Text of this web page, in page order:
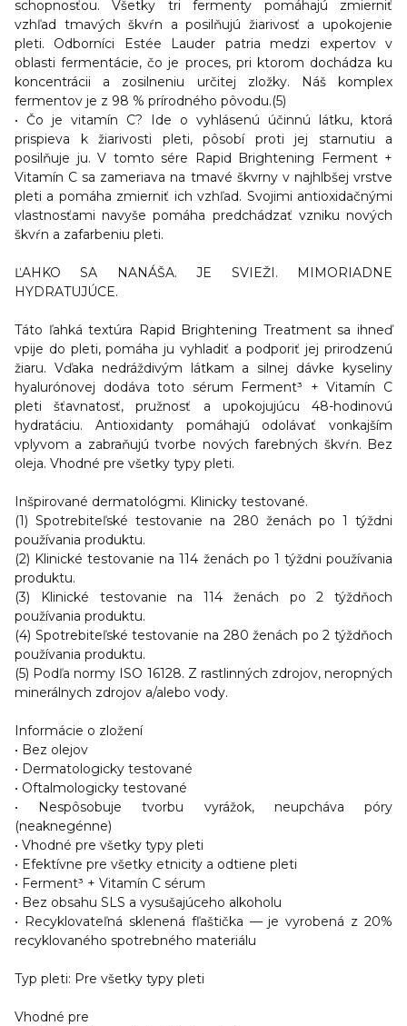
schopnosťou. Všetky tri fermenty pomáhajú zmierniť
vzhľad tmavých škvŕn a posilňujú žiarivosť a upokojenie
pleti. Odborníci Estée Lauder patria medzi expertov v
oblasti fermentácie, čo je proces, pri ktorom dochádza ku
koncentrácii a zosilneniu určitej zložky. Náš komplex
fermentov je z 98 % prírodného pôvodu.(5)
• Čo je vitamín C? Ide o vyhlásenú účinnú látku, ktorá
prispieva k žiarivosti pleti, pôsobí proti jej starnutiu a
posilňuje ju. V tomto sére Rapid Brightening Ferment +
Vitamín C sa zameriava na tmavé škvrny v najhlbšej vrstve
pleti a pomáha zmierniť ich vzhľad. Svojimi antioxidačnými
vlastnosťami navyše pomáha predchádzať vzniku nových
škvŕn a zafarbeniu pleti.
ĽAHKO SA NANÁŠA. JE SVIEŽI. MIMORIADNE
HYDRATUJÚCE.
Táto ľahká textúra Rapid Brightening Treatment sa ihneď
vpije do pleti, pomáha ju vyhladiť a podporiť jej prirodzenú
žiaru. Vďaka nedráždivým látkam a silnej dávke kyseliny
hyalurónovej dodáva toto sérum Ferment³ + Vitamín C
pleti šťavnatosť, pružnosť a upokojujúcu 48-hodinovú
hydratáciu. Antioxidanty pomáhajú odolávať vonkajším
vplyvom a zabraňujú tvorbe nových farebných škvŕn. Bez
oleja. Vhodné pre všetky typy pleti.
Inšpirované dermatológmi. Klinicky testované.
(1) Spotrebiteľské testovanie na 280 ženách po 1 týždni
používania produktu.
(2) Klinické testovanie na 114 ženách po 1 týždni používania
produktu.
(3) Klinické testovanie na 114 ženách po 2 týždňoch
používania produktu.
(4) Spotrebiteľské testovanie na 280 ženách po 2 týždňoch
používania produktu.
(5) Podľa normy ISO 16128. Z rastlinných zdrojov, neropných
minerálnych zdrojov a/alebo vody.
Informácie o zložení
• Bez olejov
• Dermatologicky testované
• Oftalmologicky testované
• Nespôsobuje tvorbu vyrážok, neupcháva póry
(neaknegénne)
• Vhodné pre všetky typy pleti
• Efektívne pre všetky etnicity a odtiene pleti
• Ferment³ + Vitamín C sérum
• Bez obsahu SLS a vysušajúceho alkoholu
• Recyklovateľná sklenená fľaštička — je vyrobená z 20%
recyklovaného spotrebného materiálu
Typ pleti: Pre všetky typy pleti
Vhodné pre